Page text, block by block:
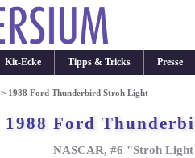
Kit-Ecke Tipps & Tricks Presse
> 1988 Ford Thunderbird Stroh Light
1988 Ford
NASCAR, #6 "Stroh